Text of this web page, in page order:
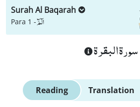
Surah Al Baqarah
Para 1 -الٓمّٓ
سورة البقرة
Reading Translation